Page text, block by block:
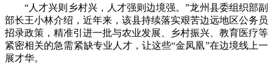
“人才兴则乡村兴，人才强则边境强。”龙州县委组织部副
部长王小林介绍，近年来，该县持续落实艰苦边远地区公务员
招录政策，精准引进一批与农业发展、乡村振兴、教育医疗等
紧密相关的急需紧缺专业人才，让这些“金凤凰”在边境线上一
展才华。